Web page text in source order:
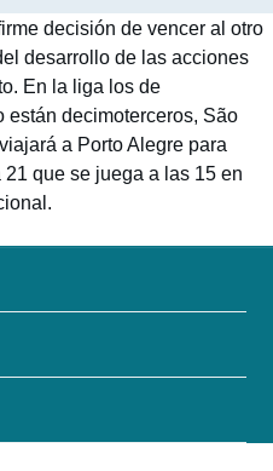
decisión de vencer al otro
desarrollo de las acciones
En la liga los de
están decimoterceros, São
a Porto Alegre para
que se juega a las 15 en